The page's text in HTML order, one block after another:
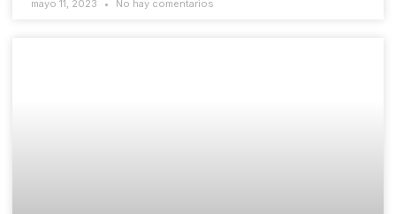
mayo 11, 2023 No hay comentarios